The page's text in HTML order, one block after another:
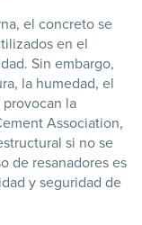
el concreto se
en el
Sin embargo,
la humedad, el
la
Association,
si no se
de resanadores es
y seguridad de